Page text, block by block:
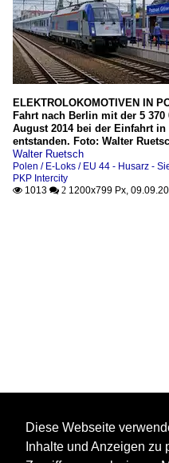
ELEKTROLOKOMOTIVEN IN
Fahrt nach Berlin mit der 5 370
August 2014 bei der Einfahrt
entstanden. Foto: Walter
Walter Ruetsch
Polen / E-Loks / EU 44 - Husarz -
PKP Intercity
 1013  2 1200x799 Px,
Diese Webseite
Inhalte und Anzeigen zu